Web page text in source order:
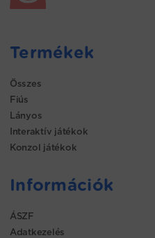
Termékek
Összes
Fiús
Lányos
Interaktív játékok
Konzol játékok
Információk
ÁSZF
Adatkezelés